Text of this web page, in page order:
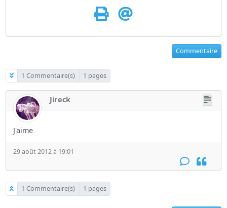
Commentaire
1 Commentaire(s) 1 pages
Jireck
J'aime
29 août 2012 à 19:01
1 Commentaire(s) 1 pages